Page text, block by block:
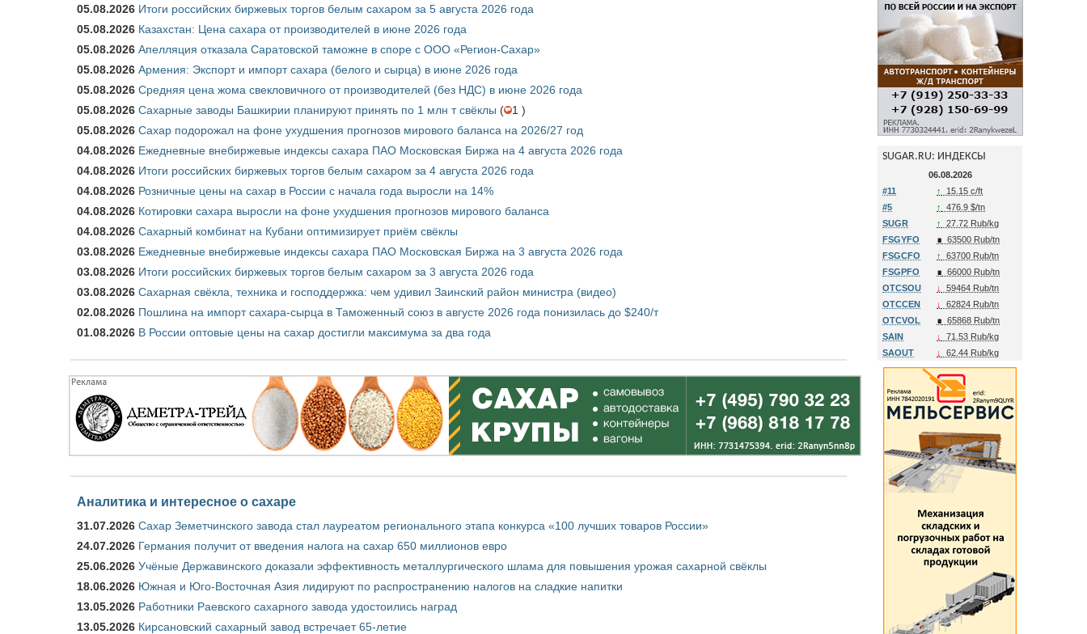
05.08.2026 Итоги российских биржевых торгов белым сахаром за 5 августа 2026 года
05.08.2026 Казахстан: Цена сахара от производителей в июне 2026 года
05.08.2026 Апелляция отказала Саратовской таможне в споре с ООО «Регион-Сахар»
05.08.2026 Армения: Экспорт и импорт сахара (белого и сырца) в июне 2026 года
05.08.2026 Средняя цена жома свекловичного от производителей (без НДС) в июне 2026 года
05.08.2026 Сахарные заводы Башкирии планируют принять по 1 млн т свёклы (
1 )
05.08.2026 Сахар подорожал на фоне ухудшения прогнозов мирового баланса на 2026/27 год
04.08.2026 Ежедневные внебиржевые индексы сахара ПАО Московская Биржа на 4 августа 2026 года
04.08.2026 Итоги российских биржевых торгов белым сахаром за 4 августа 2026 года
04.08.2026 Розничные цены на сахар в России с начала года выросли на 14%
04.08.2026 Котировки сахара выросли на фоне ухудшения прогнозов мирового баланса
04.08.2026 Сахарный комбинат на Кубани оптимизирует приём свёклы
03.08.2026 Ежедневные внебиржевые индексы сахара ПАО Московская Биржа на 3 августа 2026 года
03.08.2026 Итоги российских биржевых торгов белым сахаром за 3 августа 2026 года
03.08.2026 Сахарная свёкла, техника и господдержка: чем удивил Заинский район министра (видео)
02.08.2026 Пошлина на импорт сахара-сырца в Таможенный союз в августе 2026 года понизилась до $240/т
01.08.2026 В России оптовые цены на сахар достигли максимума за два года
Аналитика и интересное о сахаре
31.07.2026 Сахар Земетчинского завода стал лауреатом регионального этапа конкурса «100 лучших товаров России»
24.07.2026 Германия получит от введения налога на сахар 650 миллионов евро
25.06.2026 Учёные Державинского доказали эффективность металлургического шлама для повышения урожая сахарной свёклы
18.06.2026 Южная и Юго-Восточная Азия лидируют по распространению налогов на сладкие напитки
13.05.2026 Работники Раевского сахарного завода удостоились наград
13.05.2026 Кирсановский сахарный завод встречает 65-летие
SUGAR.RU: ИНДЕКСЫ
06.08.2026
#11
↑
15.15 c/ft
#5
↑
476.9 $/tn
SUGR
↑
27.72 Rub/kg
FSGYFO
∎ 63500 Rub/tn
FSGCFO
↑
63700 Rub/tn
FSGPFO
∎ 66000 Rub/tn
OTCSOU
↓
59464 Rub/tn
OTCCEN
↓
62824 Rub/tn
OTCVOL
∎ 65868 Rub/tn
SAIN
↓
71.53 Rub/kg
SAOUT
↓ 62.44 Rub/kg